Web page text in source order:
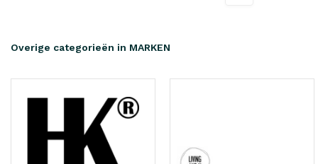
Overige categorieën in MARKEN